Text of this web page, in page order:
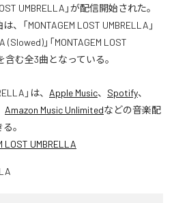
UMBRELLA」が配信開始された。
「MONTAGEM LOST UMBRELLA」
(Slowed)」「MONTAGEM LOST
含む全3曲となっている。
」は、 Apple Music、 Spotify、
Amazon Music Unlimitedなどの音楽配
。
LOST UMBRELLA